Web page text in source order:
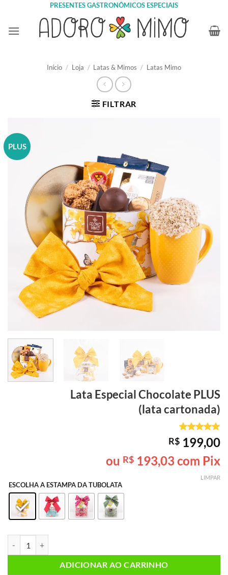
content
PRESENTES GASTRONÔMICOS ESPECIAIS
Início / Loja / Latas & Mimos / Latas Mimo
FILTRAR
PLUS
Lata EspecialChocolate PLUS
(lata cartonada)
Avaliado
como5de
5, com
baseado em
1
de cliente
R$ 199,00
ou R$ 193,03 com Pix
ESCOLHA A ESTAMPA DA TUBOLATA
LIMPAR
ADICIONAR AO CARRINHO